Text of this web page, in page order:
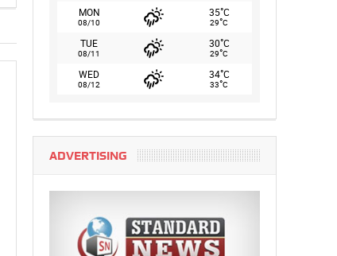
MON
08/10
35°C
29°C
TUE
08/11
30°C
29°C
WED
08/12
34°C
33°C
ADVERTISING